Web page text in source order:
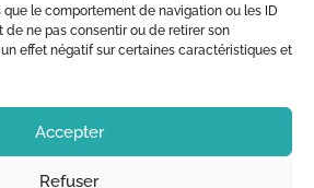
le comportement de navigation ou les ID
de ne pas consentir ou de retirer son
effet négatif sur certaines caractéristiques et
Accepter
Refuser